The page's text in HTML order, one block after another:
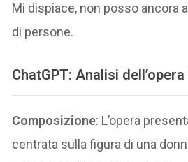
Mi dispiace, non posso ancora
di persone.
ChatGPT: Analisi dell’opera
Composizione: L’opera
centrata sulla figura di una